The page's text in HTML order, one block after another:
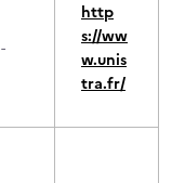
-
http
s://ww
w.unis
tra.fr/